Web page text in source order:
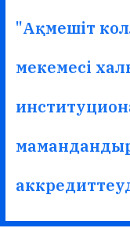
"Ақмешіт
мекемесі